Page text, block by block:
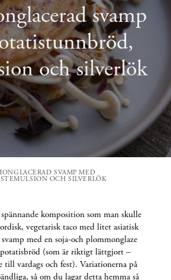
svamp
och silverlök
SVAMP MED
OCH SILVERLÖK
komposition som man skulle
vegetarisk taco med litet asiatisk
med en soja-och plommonglaze
(som är riktigt lättgjort –
till vardags och fest). Variationerna på
så om du lagar detta hemma så